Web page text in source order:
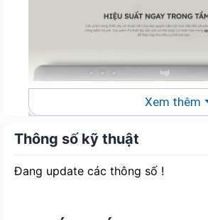
Xem thêm
Thông số kỹ thuật
Đang update các thông số !